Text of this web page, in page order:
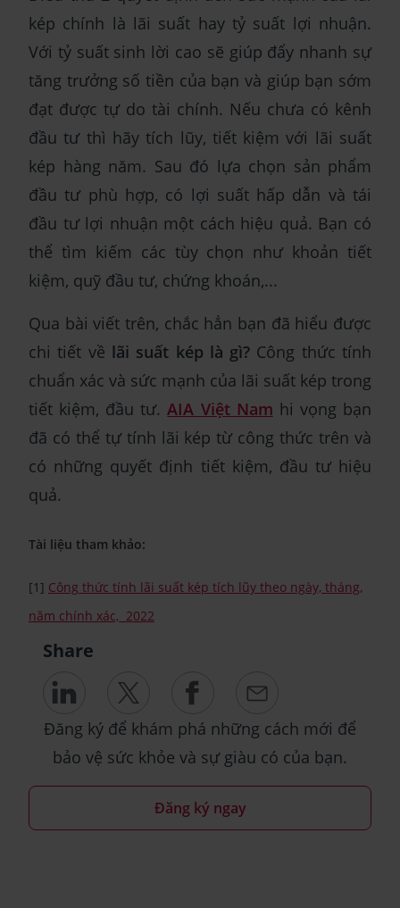
kép chính là lãi suất hay tỷ suất lợi nhuận.
Với tỷ suất sinh lời cao sẽ giúp đẩy nhanh sự
tăng trưởng số tiền của bạn và giúp bạn sớm
đạt được tự do tài chính. Nếu chưa có kênh
đầu tư thì hãy tích lũy, tiết kiệm với lãi suất
kép hàng năm. Sau đó lựa chọn sản phẩm
đầu tư phù hợp, có lợi suất hấp dẫn và tái
đầu tư lợi nhuận một cách hiệu quả. Bạn có
thể tìm kiếm các tùy chọn như khoản tiết
kiệm, quỹ đầu tư, chứng khoán,...
Qua bài viết trên, chắc hẳn bạn đã hiểu được
chi tiết về lãi suất kép là gì? Công thức tính
chuẩn xác và sức mạnh của lãi suất kép trong
tiết kiệm, đầu tư.AIA Việt Nam hi vọng bạn
đã có thể tự tính lãi kép từ công thức trên và
có những quyết định tiết kiệm, đầu tư hiệu
quả.
Tài liệu tham khảo:
[1] Công thức tính lãi suất kép tích lũy theo ngày, tháng,
năm chính xác, 2022
Share
Đăng ký để khám phá những cách mới để
bảo vệ sức khỏe và sự giàu có của bạn.
Đăng ký ngay